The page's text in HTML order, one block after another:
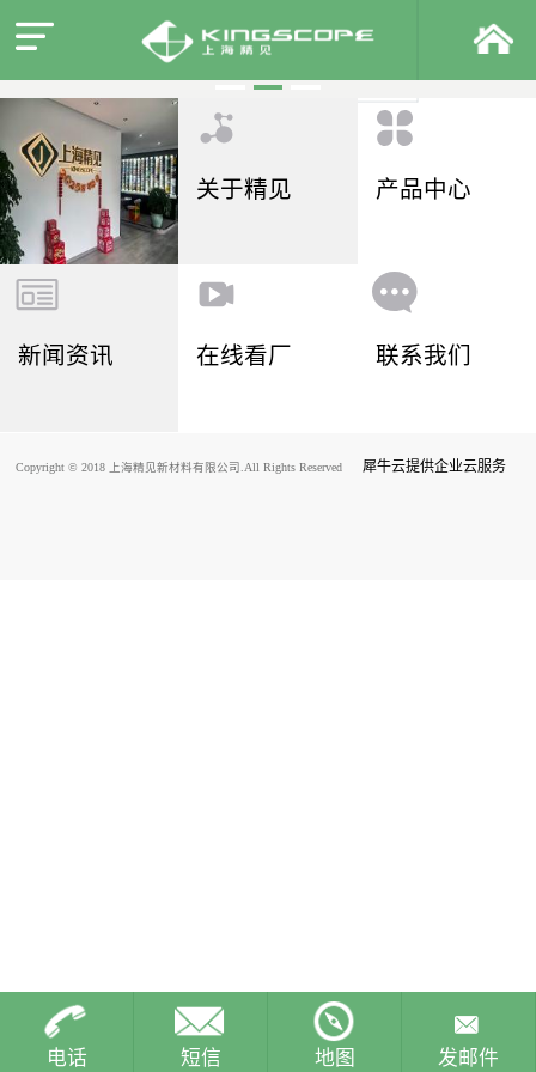
关于精见 产品中心
新闻资讯 在线看厂 联系我们
Copyright © 2018 上海精见新材料有限公司.All Rights Reserved 犀牛云提供企业云服务
电话 短信 地图 发邮件